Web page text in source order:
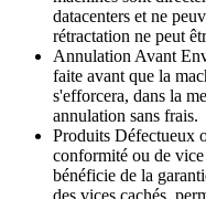
datacenters et ne
rétractation ne peut
Annulation Avant
faite avant que la
s'efforcera, dans la
annulation sans frais.
Produits Défectueux
conformité ou de
bénéficie de la
des vices cachés,